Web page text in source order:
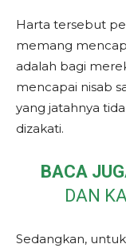
Harta tersebut
memang
adalah bagi
mencapai nisab
yang jatahnya
dizakati.
BACA
DAN
Sedangkan,